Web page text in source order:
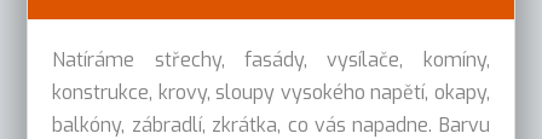
Natíráme střechy, fasády, vysílače, komíny,
konstrukce, krovy, sloupy vysokého napětí, okapy,
balkóny, zábradlí, zkrátka, co vás napadne. Barvu